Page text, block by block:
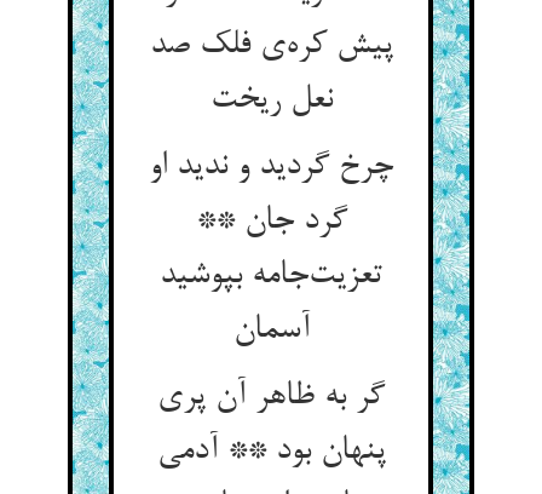
پیش کره‌ی فلک صد
نعل ریخت
چرخ گردید و ندید او
گرد جان **
تعزیت‌جامه بپوشید
آسمان
گر به ظاهر آن پری
پنهان بود ** آدمی